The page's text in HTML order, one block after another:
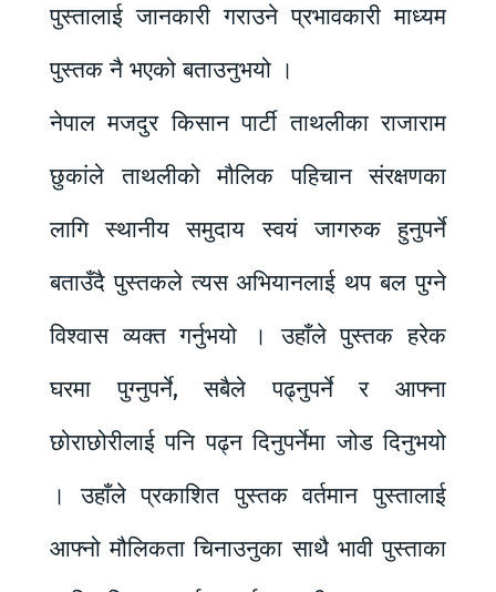
पुस्तालाई जानकारी गराउने प्रभावकारी माध्यम
पुस्तक नै भएको बताउनुभयो ।
नेपाल मजदुर किसान पार्टी ताथलीका राजाराम
छुकांले ताथलीको मौलिक पहिचान संरक्षणका
लागि स्थानीय समुदाय स्वयं जागरुक हुनुपर्ने
बताउँदै पुस्तकले त्यस अभियानलाई थप बल पुग्ने
विश्वास व्यक्त गर्नुभयो । उहाँले पुस्तक हरेक
घरमा पुग्नुपर्ने, सबैले पढ्नुपर्ने र आफ्ना
छोराछोरीलाई पनि पढ्न दिनुपर्नेमा जोड दिनुभयो
। उहाँले प्रकाशित पुस्तक वर्तमान पुस्तालाई
आफ्नो मौलिकता चिनाउनुका साथै भावी पुस्ताका